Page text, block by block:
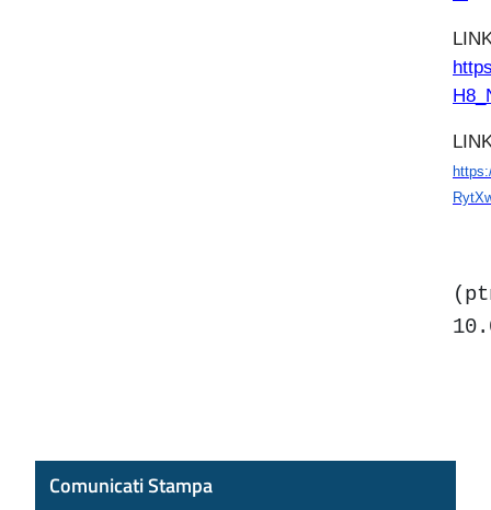
Comunicati Stampa